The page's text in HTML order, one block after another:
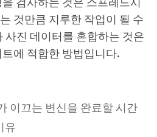
것만큼 지루한 작업이 될 수
사진 데이터를 혼합하는 것은
에 적합한 방법입니다.
이끄는 변신을 완료할 시간
유